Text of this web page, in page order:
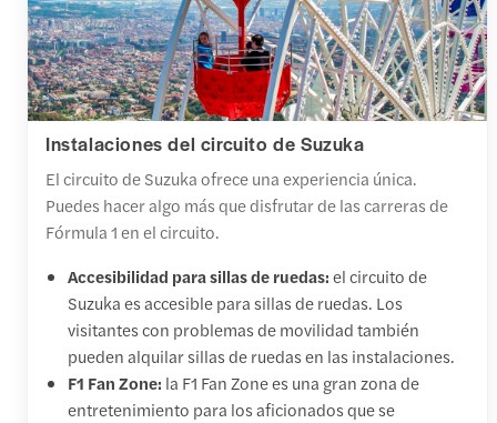
Instalaciones del circuito de Suzuka
El circuito de Suzuka ofrece una experiencia única.
Puedes hacer algo más que disfrutar de las carreras de
Fórmula 1 en el circuito.
Accesibilidad para sillas de ruedas:el circuito de
Suzuka es accesible para sillas de ruedas. Los
visitantes con problemas de movilidad también
pueden alquilar sillas de ruedas en las instalaciones.
F1 Fan Zone: la F1 Fan Zone es una gran zona de
entretenimiento para los aficionados que se